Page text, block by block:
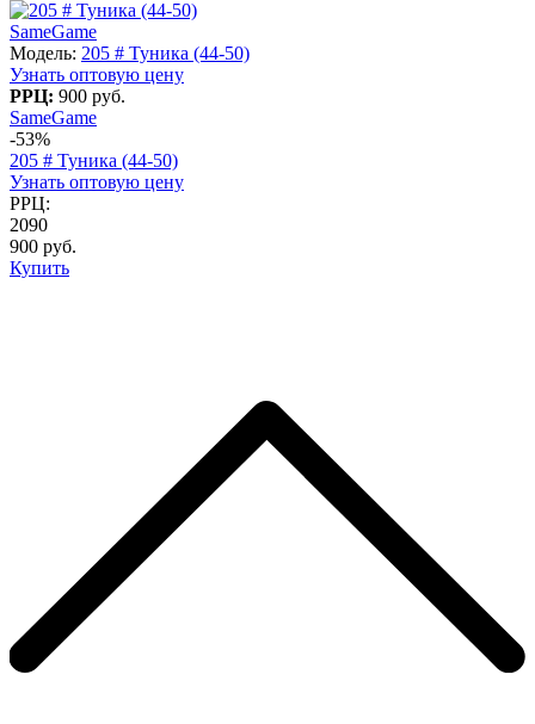
SameGame
Модель: 205 # Туника (44-50)
Узнать оптовую цену
РРЦ: 900 руб.
SameGame
-53%
205 # Туника (44-50)
Узнать оптовую цену
РРЦ:
2090
900 руб.
Купить